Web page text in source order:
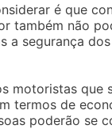
é que
também não
a segurança
motoristas
termos de
poderão se